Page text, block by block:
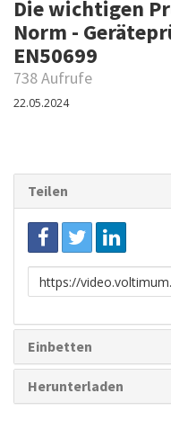
Die wichtigen
Norm -
EN50699
738 Aufrufe
22.05.2024
Teilen
Link
zum
Einbetten
Herunterladen